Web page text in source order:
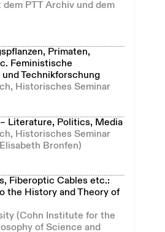
dem PTT Archiv und dem
Primaten,
Feministische
Technikforschung
Historisches Seminar
Literature, Politics, Media
Historisches Seminar
Bronfen)
Fiberoptic Cables etc.:
the History and Theory of
(Cohn Institute for the
of Science and